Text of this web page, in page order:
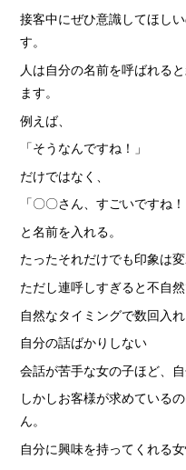
接客中にぜひ意識してほし
す。
人は自分の名前を呼ばれる
ます。
例えば、
「そうなんですね！」
だけではなく、
「〇〇さん、すごいですね！
と名前を入れる。
たったそれだけでも印象は変
ただし連呼しすぎると不自然
自然なタイミングで数回入
自分の話ばかりしない
会話が苦手な女の子ほど、
しかしお客様が求めている
ん。
自分に興味を持ってくれる女